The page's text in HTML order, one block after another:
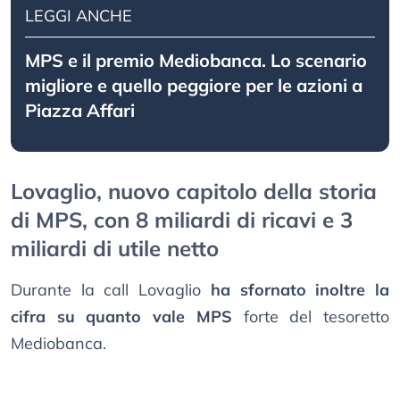
LEGGI ANCHE
MPS e il premio Mediobanca. Lo scenario
migliore e quello peggiore per le azioni a
Piazza Affari
Lovaglio, nuovo capitolo della storia
di MPS, con 8 miliardi di ricavi e 3
miliardi di utile netto
Durante la call Lovaglio ha sfornato inoltre la
cifra su quanto vale MPS forte del tesoretto
Mediobanca.